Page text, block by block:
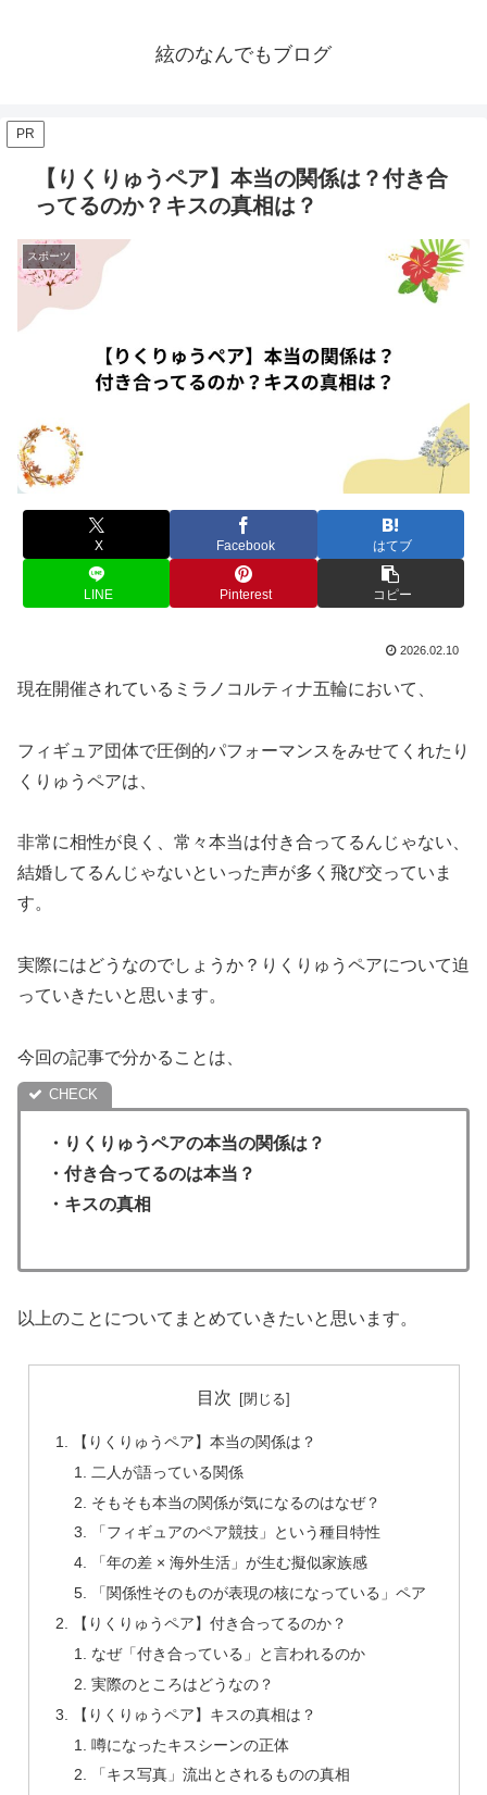
絃のなんでもブログ
PR
【りくりゅうペア】本当の関係は？付き合
ってるのか？キスの真相は？
スポーツ
X Facebook はてブ
LINE Pinterest コピー
2026.02.10
現在開催されているミラノコルティナ五輪において、
フィギュア団体で圧倒的パフォーマンスをみせてくれたり
くりゅうペアは、
非常に相性が良く、常々本当は付き合ってるんじゃない、
結婚してるんじゃないといった声が多く飛び交っていま
す。
実際にはどうなのでしょうか？りくりゅうペアについて迫
っていきたいと思います。
今回の記事で分かることは、
・りくりゅうペアの本当の関係は？
・付き合ってるのは本当？
・キスの真相
以上のことについてまとめていきたいと思います。
目次
【りくりゅうペア】本当の関係は？
二人が語っている関係
そもそも本当の関係が気になるのはなぜ？
「フィギュアのペア競技」という種目特性
「年の差 × 海外生活」が生む擬似家族感
「関係性そのものが表現の核になっている」ペア
【りくりゅうペア】付き合ってるのか？
なぜ「付き合っている」と言われるのか
実際のところはどうなの？
【りくりゅうペア】キスの真相は？
噂になったキスシーンの正体
「キス写真」流出とされるものの真相